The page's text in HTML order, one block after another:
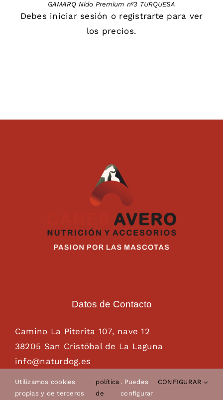
GAMARQ Nido Premium nº3 TURQUESA
Debes iniciar sesión o registrarte para ver
los precios.
Datos de Contacto
Camino La Piterita 107, nave 12
38205 San Cristóbal de La Laguna
info@naturdog.es
Tel. 922 89 85 89 – 681 28 85 26
Utilizamos cookies
propias y de terceros
política
de
. Puedes
configurar
CONFIGURAR